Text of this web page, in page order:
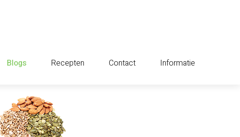
Blogs Recepten Contact Informatie